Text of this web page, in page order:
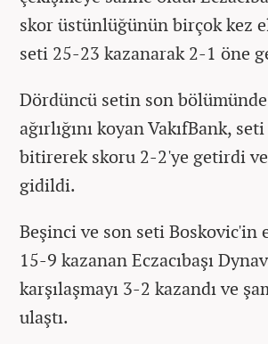
skor üstünlüğünün birçok kez
seti 25-23 kazanarak 2-1 öne
Dördüncü setin son
ağırlığını koyan VakıfBank,
bitirerek skoru 2-2'ye getirdi
gidildi.
Beşinci ve son seti
15-9 kazanan Eczacıbaşı
karşılaşmayı 3-2 kazandı ve
ulaştı.